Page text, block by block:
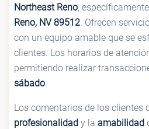
Northeast Reno,
Reno, NV 89512 . Ofrecen
con un equipo amable que se
clientes. Los horarios de
permitiendo realizar
sábado
Los comentarios de los clientes
profesionalidad y la amabilidad